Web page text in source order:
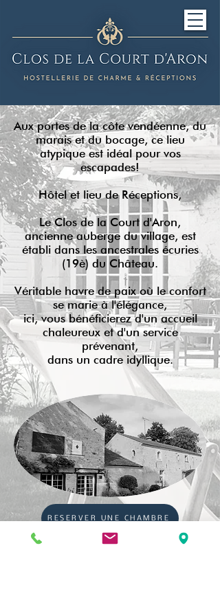
Aux portes de la côte vendéenne, du
marais et du bocage, ce lieu
atypique est idéal pour vos
escapades!
Hôtel et lieu de Réceptions,
Le Clos de la Court d'Aron,
ancienne auberge du village, est
établi dans les ancestrales écuries
(19è) du Château.
Véritable havre de paix où le confort
se marie à l'élégance,
ici, vous bénéficierez d'un accueil
chaleureux et d'un service
prévenant,
dans un cadre idyllique.
RESERVER UNE CHAMBRE